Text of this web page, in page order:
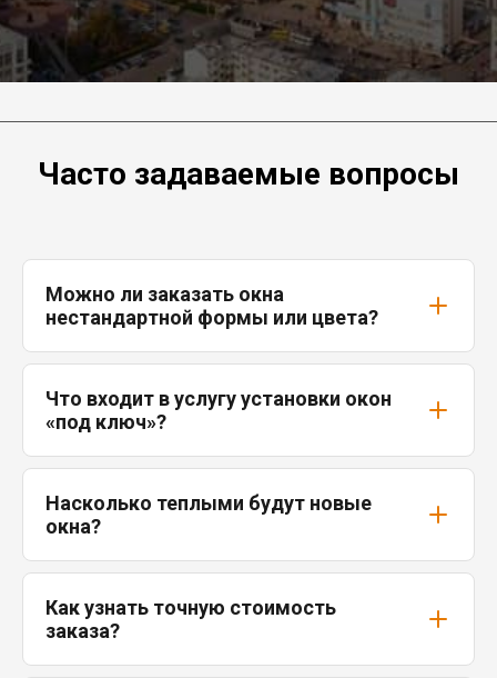
Часто задаваемые вопросы
Можно ли заказать окна
нестандартной формы или цвета?
Что входит в услугу установки окон
«под ключ»?
Насколько теплыми будут новые
окна?
Как узнать точную стоимость
заказа?